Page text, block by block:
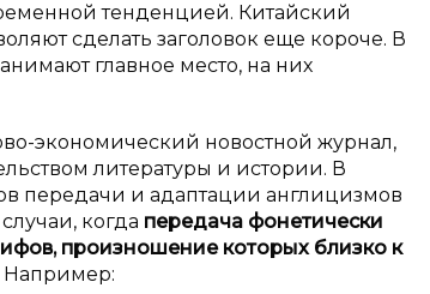
тенденцией. Китайский
сделать заголовок еще короче. В
главное место, на них
экономический новостной журнал,
литературы и истории. В
передачи и адаптации англицизмов
когда передача фонетически
произношение которых близко к
Например: